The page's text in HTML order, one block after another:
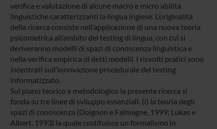
verifica e valutazione di alcune macro e micro abilità
linguistiche caratterizzanti la lingua inglese. L’originalità
della ricerca consiste nell’applicazione di una nuova teoria
psicometrica all’ambito del testing di lingua, con cui si
deriveranno modelli di spazi di conoscenza linguistica e
nella verifica empirica di detti modelli. I risvolti pratici sono
incentrati sull’innovazione procedurale del testing
informatizzato.
Sul piano teorico e metodologico la presente ricerca si
fonda su tre linee di sviluppo essenziali: (i) la teoria degli
spazi di conoscenza (Doignon e Falmagne, 1999; Lukas e
Albert, 1993) la quale costituisce un formalismo in